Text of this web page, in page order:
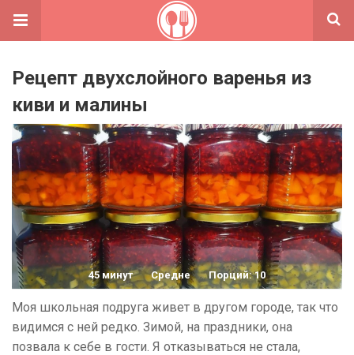
Рецепт двухслойного варенья из
киви и малины
45 минут Средне Порций: 10
Моя школьная подруга живет в другом городе, так что
видимся с ней редко. Зимой, на праздники, она
позвала к себе в гости. Я отказываться не стала,